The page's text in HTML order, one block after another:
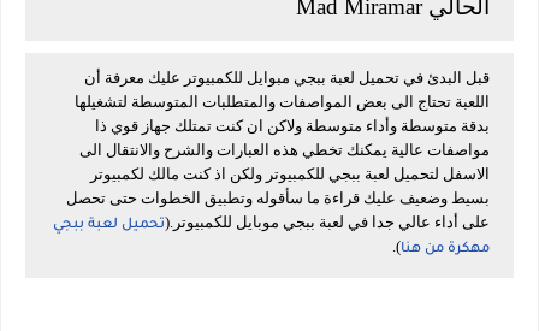
الحالي Mad Miramar
قبل البدئ في تحميل لعبة ببجي مبوايل للكمبيوتر عليك معرفة أن
اللعبة تحتاج الى بعض المواصفات والمتطلبات المتوسطة لتشغيلها
بدقة متوسطة وأداء متوسطة ولاكن ان كنت تمتلك جهاز قوي ذا
مواصفات عالية يمكنك تخطي هذه العبارات والشرح والانتقال الى
الاسفل لتحميل لعبة ببجي للكمبيوتر ولكن اذ كنت مالك لكمبيوتر
بسيط وضعيف عليك قراءة ما سأقوله وتطبيق الخطوات حتى تحصل
على أداء عالي جدا في لعبة ببجي موبايل للكمبيوتر.(تحميل لعبة ببجي
مهكرة من هنا).